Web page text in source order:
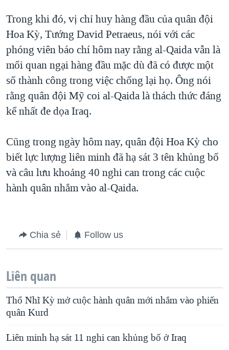
THƯỢNG ĐỈNH TRUMP-KIM TẠI VIỆT NAM
TRỊNH VĨNH BÌNH VS. CHÍNH PHỦ VIỆT NAM
NGƯ DÂN VIỆT VÀ LÀN SÓNG TRỘM HẢI SÂM
BÊN KIA QUỐC LỘ: TIẾNG VỌNG TỪ NÔNG THÔN MỸ
QUAN HỆ VIỆT MỸ
Trong khi đó, vị chỉ huy hàng đầu của quân đội
Hoa Kỳ, Tướng David Petraeus, nói với các
phóng viên báo chí hôm nay rằng al-Qaida vẫn là
mối quan ngại hàng đầu mặc dù đã có được một
số thành công trong việc chống lại họ. Ông nói
rằng quân đội Mỹ coi al-Qaida là thách thức đáng
kể nhất đe dọa Iraq.
Cũng trong ngày hôm nay, quân đội Hoa Kỳ cho
biết lực lượng liên minh đã hạ sát 3 tên khủng bố
và câu lưu khoảng 40 nghi can trong các cuộc
hành quân nhắm vào al-Qaida.
Chia sẻ Follow us
Liên quan
Thổ Nhĩ Kỳ mở cuộc hành quân mới nhắm vào phiến
quân Kurd
Liên minh hạ sát 11 nghi can khủng bố ở Iraq